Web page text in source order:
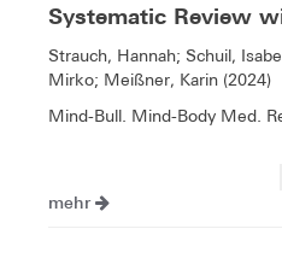
Systematic Review
Strauch, Hannah; Schuil,
Mirko; Meißner, Karin (2024)
Mind-Bull. Mind-Body Med.
mehr